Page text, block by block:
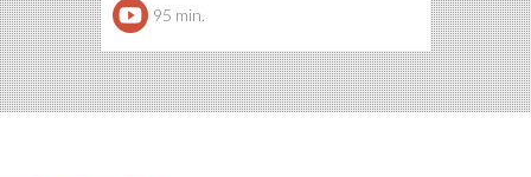
95 min.